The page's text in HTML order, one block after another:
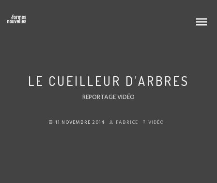
LE CUEILLEUR D’ARBRES
REPORTAGE VIDÉO
11 NOVEMBRE 2014 FABRICE VIDÉO